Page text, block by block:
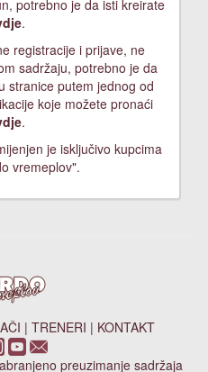
potrebno je da isti kreirate
.
registracije i prijave, ne
sadržaju, potrebno je da
stranice putem jednog od
koje možete pronaći
.
je isključivo kupcima
vremeplov".
| TRENERI | KONTAKT
preuzimanje sadržaja